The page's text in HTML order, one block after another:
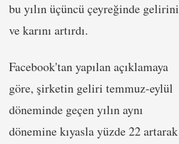
bu yılın üçüncü çeyreğinde gelirini
ve karını artırdı.
Facebook'tan yapılan açıklamaya
göre, şirketin geliri temmuz-eylül
döneminde geçen yılın aynı
dönemine kıyasla yüzde 22 artarak